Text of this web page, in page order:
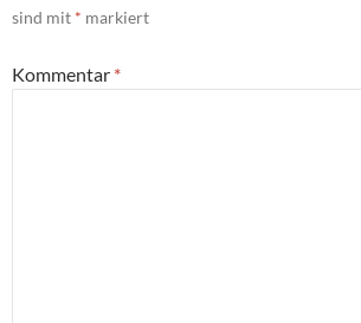
sind mit * markiert
Kommentar *